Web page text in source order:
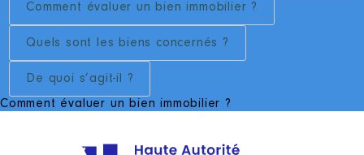
Comment évaluer un bien immobilier ?
Quels sont les biens concernés ?
De quoi s’agit-il ?
Comment évaluer un bien immobilier ?